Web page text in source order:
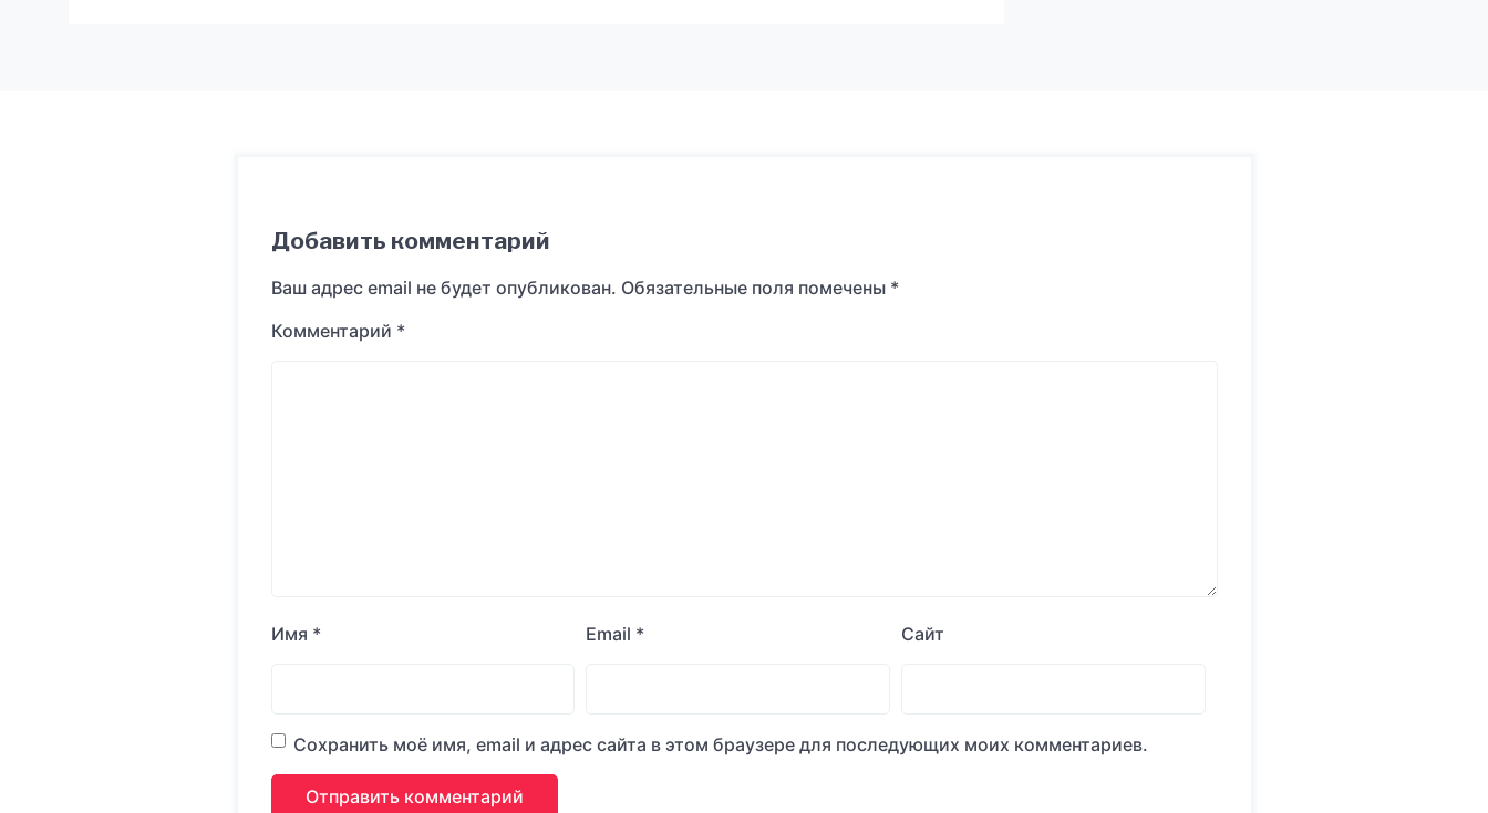
Добавить комментарий
Ваш адрес email не будет опубликован. Обязательные поля помечены *
Комментарий *
Имя * Email * Сайт
Сохранить моё имя, email и адрес сайта в этом браузере для последующих моих комментариев.